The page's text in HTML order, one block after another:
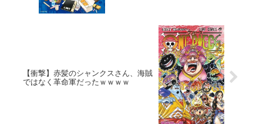
【衝撃】赤髪のシャンクスさん、海賊
ではなく革命軍だったｗｗｗｗ